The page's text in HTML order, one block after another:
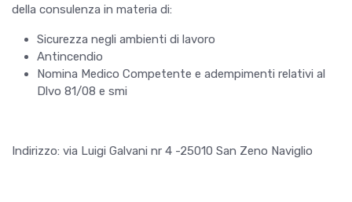
della consulenza in materia di:
Sicurezza negli ambienti di lavoro
Antincendio
Nomina Medico Competente e adempimenti relativi al
Dlvo 81/08 e smi
Indirizzo: via Luigi Galvani nr 4 -25010 San Zeno Naviglio